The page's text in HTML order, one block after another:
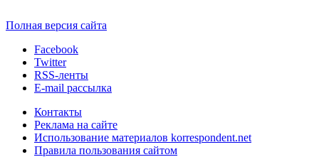
Полная версия сайта
Facebook
Twitter
RSS-ленты
E-mail рассылка
Контакты
Реклама на сайте
Использование материалов korrespondent.net
Правила пользования сайтом